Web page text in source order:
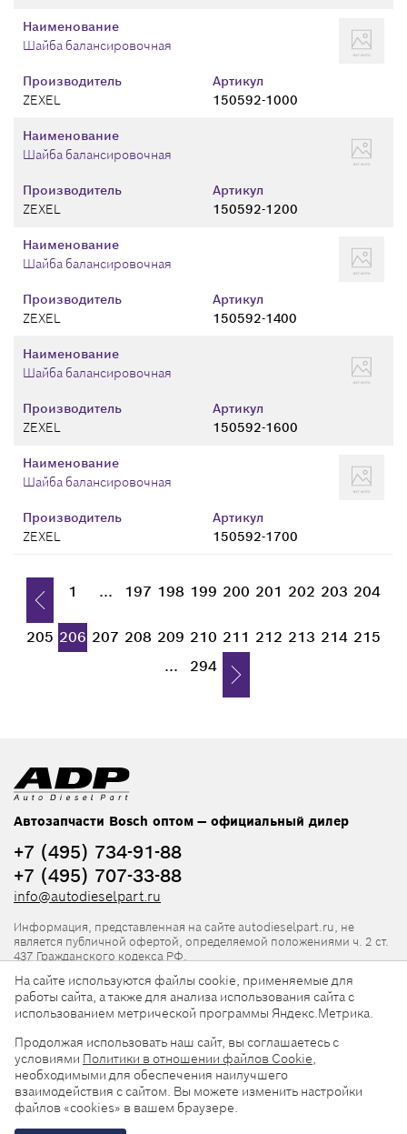
Производитель
ZEXEL
Артикул
150592-1000
Наименование
Шайба балансировочная
Производитель
ZEXEL
Артикул
150592-1200
Наименование
Шайба балансировочная
Производитель
ZEXEL
Артикул
150592-1400
Наименование
Шайба балансировочная
Производитель
ZEXEL
Артикул
150592-1600
Наименование
Шайба балансировочная
Производитель
ZEXEL
Артикул
150592-1700
Наименование
Шайба балансировочная
1 ... 197 198 199 200 201 202 203 204
205 206 207 208 209 210 211 212 213 214 215
...
294
Автозапчасти Bosch оптом — официальный дилер
+7 (495) 734-91-88
+7 (495) 707-33-88
info@autodieselpart.ru
Информация, представленная на сайте autodieselpart.ru, не
является публичной офертой, определяемой положениями ч. 2 ст.
437 Гражданского кодекса РФ.
Нормативная документация
ADP в социальных сетях
© 2026, ООО «АвтоДизельПарт». Все права защищены.
На сайте используются файлы cookie, применяемые для
работы сайта, а также для анализа использования сайта с
использованием метрической программы Яндекс.Метрика.
Продолжая использовать наш сайт, вы соглашаетесь с
условиями Политики в отношении файлов Cookie,
необходимыми для обеспечения наилучшего
взаимодействия с сайтом. Вы можете изменить настройки
файлов «cookies» в вашем браузере.